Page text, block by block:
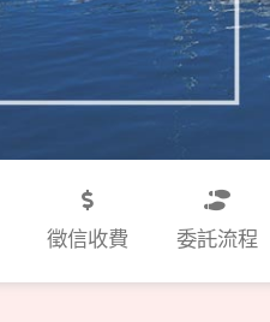
徵信收費 委託流程